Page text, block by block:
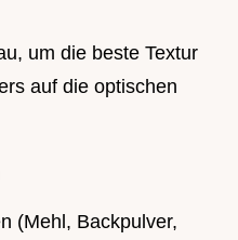
um die beste Textur
auf die optischen
(Mehl, Backpulver,